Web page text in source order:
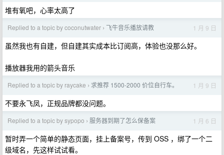
堆有氧吧，心率太高了
Replied to a topic by coconutwater › 飞牛音乐播放请教 1 月 9 日
虽然我也有自建，但自建其实成本比订阅高，体验也没那么好。
播放器我用的箭头音乐
Replied to a topic by raycake › 求推荐 1500-2000 价位自行车。 1 月 9 日
不要永飞凤，正规品牌都没问题。
Replied to a topic by sypopo › 服务器到期了怎么保备案 1 月 6 日
暂时弄一个简单的静态页面，挂上备案号，传到 OSS ，绑了一个二
级域名，先这样试试看。